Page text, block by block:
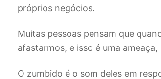
próprios negócios.
Muitas pessoas pensam que
afastarmos, e isso é uma
O zumbido é o som deles em